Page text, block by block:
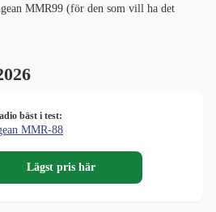
MMR99 (för den som vill ha det
bäst i test:
MMR-88
Lägst pris här